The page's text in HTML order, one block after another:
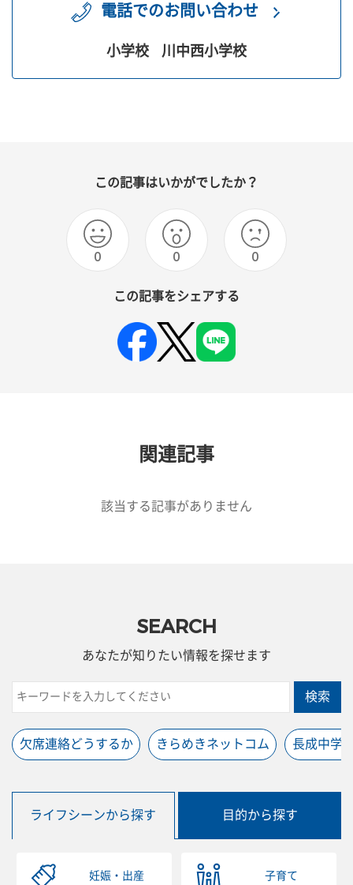
電話でのお問い合わせ
小学校 川中西小学校
この記事はいかがでしたか？
0 0 0
この記事をシェアする
関連記事
該当する記事がありません
SEARCH
あなたが知りたい情報を探せます
検索
欠席連絡どうするか きらめきネットコム 長成中学
ライフシーンから探す 目的から探す
妊娠・出産 子育て